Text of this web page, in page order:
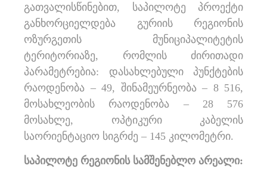
გათვალისწინებით, საპილოტე პროექტი
განხორციელდება გურიის რეგიონის
ოზურგეთის მუნიციპალიტეტის
ტერიტორიაზე, რომლის ძირითადი
პარამეტრებია: დასახლებული პუნქტების
რაოდენობა – 49, შინამეურნეობა – 8 516,
მოსახლეობის რაოდენობა – 28 576
მოსახლე, ოპტიკური კაბელის
საორიენტაციო სიგრძე – 145 კილომეტრი.
საპილოტე რეგიონის სამშენებლო არეალი: